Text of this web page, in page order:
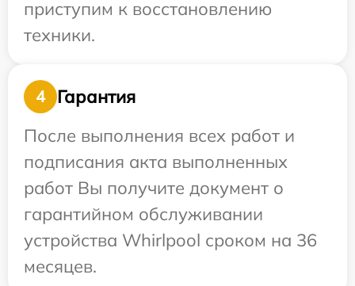
приступим к восстановлению
техники.
4
Гарантия
После выполнения всех работ и
подписания акта выполненных
работ Вы получите документ о
гарантийном обслуживании
устройства Whirlpool сроком на 36
месяцев.